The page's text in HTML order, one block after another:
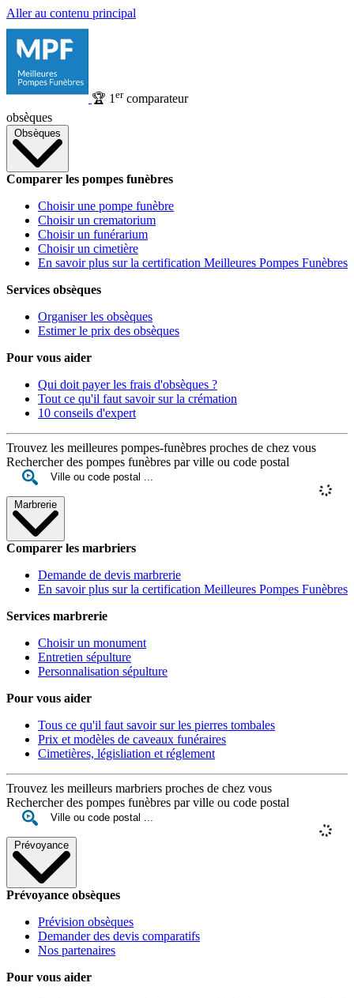
Aller au contenu principal
🏆 1 ercomparateur
obsèques
Obsèques
Comparer les pompes funèbres
Choisir une pompe funèbre
Choisir un crematorium
Choisir un funérarium
Choisir un cimetière
En savoir plus sur la certification Meilleures Pompes Funèbres
Services obsèques
Organiser les obsèques
Estimer le prix des obsèques
Pour vous aider
Qui doit payer les frais d'obsèques ?
Tout ce qu'il faut savoir sur la crémation
10 conseils d'expert
Trouvez les meilleures pompes-funèbres proches de chez vous
Rechercher des pompes funèbres par ville ou code postal
Marbrerie
Comparer les marbriers
Demande de devis marbrerie
En savoir plus sur la certification Meilleures Pompes Funèbres
Services marbrerie
Choisir un monument
Entretien sépulture
Personnalisation sépulture
Pour vous aider
Tous ce qu'il faut savoir sur les pierres tombales
Prix et modèles de caveaux funéraires
Cimetières, législiation et réglement
Trouvez les meilleurs marbriers proches de chez vous
Rechercher des pompes funèbres par ville ou code postal
Prévoyance
Prévoyance obsèques
Prévision obsèques
Demander des devis comparatifs
Nos partenaires
Pour vous aider